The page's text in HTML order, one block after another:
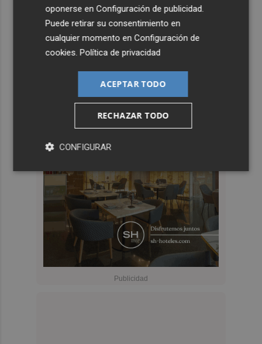
oponerse enConfiguración de publicidad
Puede retirar su consentimiento en
cualquier momento enConfiguración de
cookies .Política de privacidad
ACEPTAR TODO
RECHAZAR TODO
CONFIGURAR